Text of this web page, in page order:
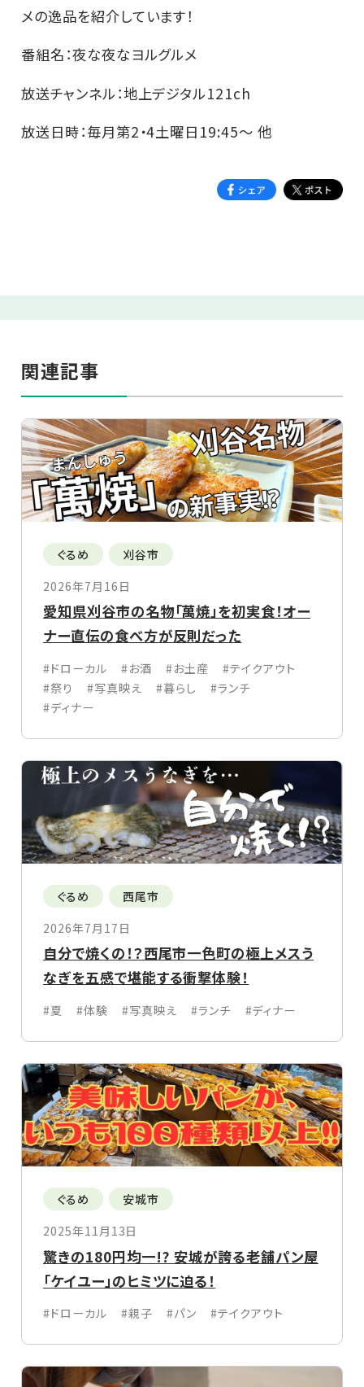
メの逸品を紹介しています！
番組名：夜な夜なヨルグルメ
放送チャンネル：地上デジタル121ch
放送日時：毎月第2・4土曜日19:45～ 他
関連記事
ぐるめ
刈谷市
2026年7月16日
愛知県刈谷市の名物「萬焼」を初実食！オー
ナー直伝の食べ方が反則だった
#ドローカル #お酒 #お土産
#テイクアウト
#祭り
#写真映え #暮らし
#ランチ
#ディナー
ぐるめ
西尾市
2026年7月17日
自分で焼くの！？西尾市一色町の極上メスう
なぎを五感で堪能する衝撃体験！
#夏 #体験 #写真映え #ランチ #ディナー
ぐるめ
安城市
2025年11月13日
驚きの180円均一!? 安城が誇る老舗パン屋
「ケイユー」のヒミツに迫る！
#ドローカル #親子 #パン #テイクアウト